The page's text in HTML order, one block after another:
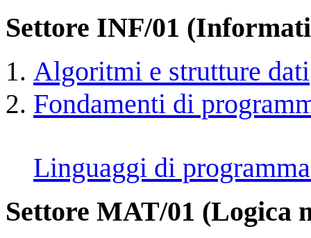
Settore INF/01
Algoritmi e strutture dati
Fondamenti di
Linguaggi di
Settore MAT/01 (Logica